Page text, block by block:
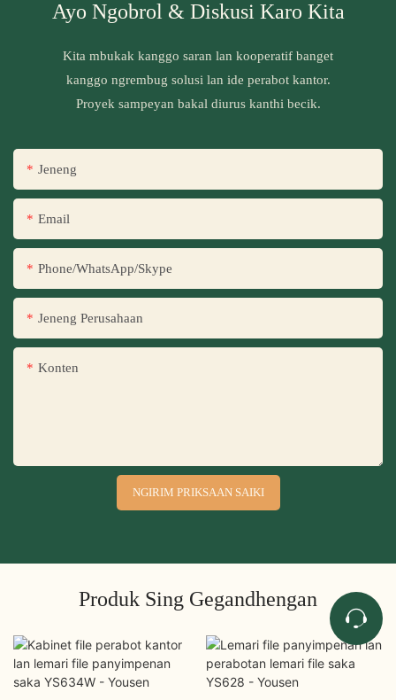
Ayo Ngobrol & Diskusi Karo Kita
Kita mbukak kanggo saran lan kooperatif banget
kanggo ngrembug solusi lan ide perabot kantor.
Proyek sampeyan bakal diurus kanthi becik.
Jeneng
Email
Phone/WhatsApp/Skype
Jeneng Perusahaan
Konten
NGIRIM PRIKSAAN SAIKI
Produk Sing Gegandhengan